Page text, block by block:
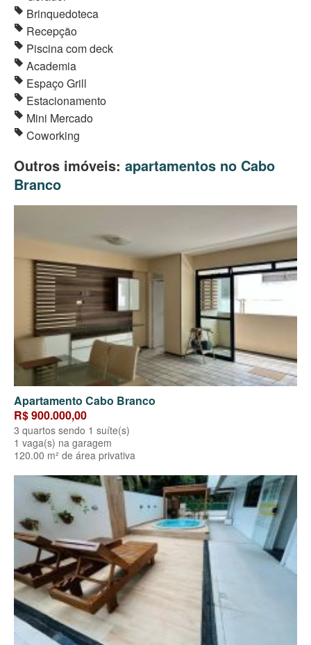
Brinquedoteca
Recepção
Piscina com deck
Academia
Espaço Grill
Estacionamento
Mini Mercado
Coworking
Outros imóveis: apartamentos no Cabo
Branco
Apartamento Cabo Branco
R$ 900.000,00
3 quartos sendo 1 suíte(s)
1 vaga(s) na garagem
120.00 m² de área privativa